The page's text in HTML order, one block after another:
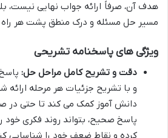
هدف آن، صرفاً ارائه جواب نهایی نیست،
مسیر حل مسئله و درک منطق پشت هر
ویژگی های پاسخنامه تشریحی
دقت و تشریح کامل مراحل حل:
و با تشریح جزئیات هر مرحله ارائه
دانش آموز کمک می کند تا حتی در
پاسخ صحیح، بتواند روند فکری خود
کرده و نقاط ضعف خود را شناسایی